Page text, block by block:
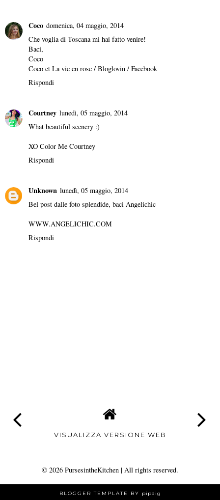
Coco domenica, 04 maggio, 2014
Che voglia di Toscana mi hai fatto venire!
Baci,
Coco
Coco et La vie en rose / Bloglovin / Facebook
Rispondi
Courtney lunedì, 05 maggio, 2014
What beautiful scenery :)
XO Color Me Courtney
Rispondi
Unknown lunedì, 05 maggio, 2014
Bel post dalle foto splendide, baci Angelichic
WWW.ANGELICHIC.COM
Rispondi
VISUALIZZA VERSIONE WEB
© 2026 PursesintheKitchen | All rights reserved.
BLOGGER TEMPLATE BY pipdig